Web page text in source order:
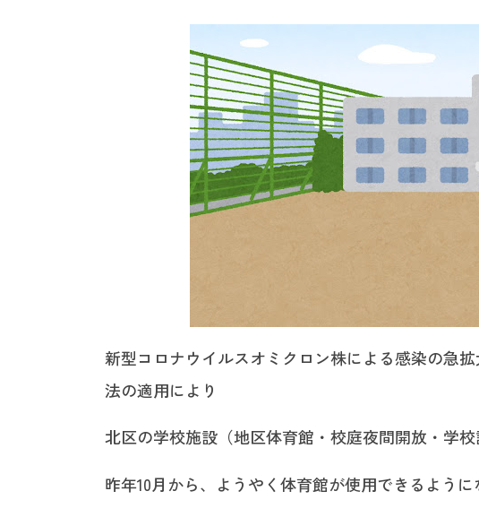
新型コロナウイルスオミクロン株による感染の急
法の適用により
北区の学校施設（地区体育館・校庭夜間開放・学
昨年10月から、ようやく体育館が使用できるよう